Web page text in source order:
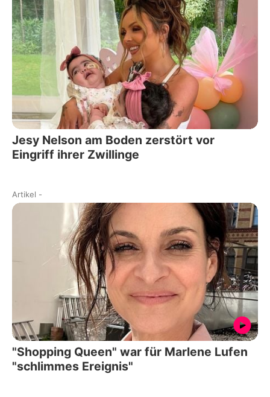
Jesy Nelson am Boden zerstört vor
Eingriff ihrer Zwillinge
Artikel -
"Shopping Queen" war für Marlene Lufen
"schlimmes Ereignis"